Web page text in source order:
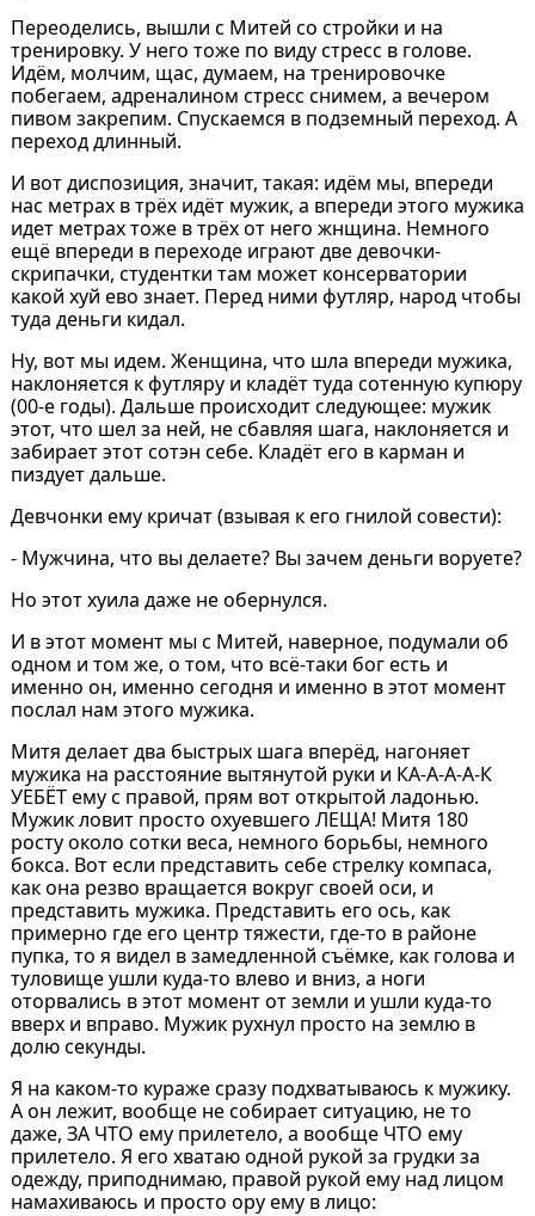
Переоделись, вышли с Митей со стройки и на
тренировку. У него тоже по виду стресс в голове.
Идём, молчим, щас, думаем, на тренировочке
побегаем, адреналином стресс снимем, а вечером
пивом закрепим. Спускаемся в подземный переход. А
переход длинный.
И вот диспозиция, значит, такая: идём мы, впереди
нас метрах в трёх идёт мужик, а впереди этого мужика
идет метрах тоже в трёх от него жнщина. Немного
ещё впереди в переходе играют две девочки-
скрипачки, студентки там может консерватории
какой хуй ево знает. Перед ними футляр, народ чтобы
туда деньги кидал.
Ну, вот мы идем. Женщина, что шла впереди мужика,
наклоняется к футляру и кладёт туда сотенную купюру
(00-е годы). Дальше происходит следующее: мужик
этот, что шел за ней, не сбавляя шага, наклоняется и
забирает этот сотэн себе. Кладёт его в карман и
пиздует дальше.
Девчонки ему кричат (взывая к его гнилой совести):
- Мужчина, что вы делаете? Вы зачем деньги воруете?
Но этот хуила даже не обернулся.
И в этот момент мы с Митей, наверное, подумали об
одном и том же, о том, что всё-таки бог есть и
именно он, именно сегодня и именно в этот момент
послал нам этого мужика.
Митя делает два быстрых шага вперёд, нагоняет
мужика на расстояние вытянутой руки и КА-А-А-А-К
УЕБЁТ ему с правой, прям вот открытой ладонью.
Мужик ловит просто охуевшего ЛЕЩА! Митя 180
росту около сотки веса, немного борьбы, немного
бокса. Вот если представить себе стрелку компаса,
как она резво вращается вокруг своей оси, и
представить мужика. Представить его ось, как
примерно где его центр тяжести, где-то в районе
пупка, то я видел в замедленной съёмке, как голова и
туловище ушли куда-то влево и вниз, а ноги
оторвались в этот момент от земли и ушли куда-то
вверх и вправо. Мужик рухнул просто на землю в
долю секунды.
Я на каком-то кураже сразу подхватываюсь к мужику.
А он лежит, вообще не собирает ситуацию, не то
даже, ЗА ЧТО ему прилетело, а вообще ЧТО ему
прилетело. Я его хватаю одной рукой за грудки за
одежду, приподнимаю, правой рукой ему над лицом
намахиваюсь и просто ору ему в лицо: